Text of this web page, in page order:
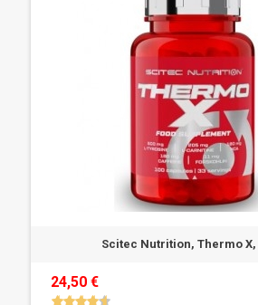
Scitec Nutrition, Thermo X,
24,50 €